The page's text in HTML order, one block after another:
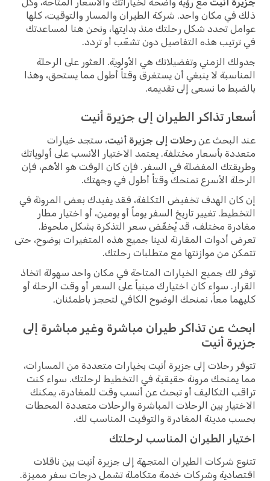
ذلك في مكان واحد. شركة الطيران والمسار والتوقيت، كلها
عوامل تحدد شكل رحلتك منذ بدايتها، ونحن هنا لمساعدتك
في ترتيب هذه التفاصيل دون تشعّب أو تردد.
جدولك الزمني وتفضيلاتك هي الأولوية. العثور على الرحلة
المناسبة لا ينبغي أن يستغرق وقتاً أطول مما يستحق، وهذا
بالضبط ما نسعى إلى تقديمه.
أسعار تذاكر الطيران إلى جزيرة أنيت
عند البحث عن رحلات إلى جزيرة أنيت، ستجد خيارات
متعددة بأسعار مختلفة. يعتمد الاختيار الأنسب على أولوياتك
وطريقتك المفضلة في السفر. فإن كان الوقت هو الأهم، فإن
الرحلة الأسرع تمنحك وقتاً أطول في وجهتك.
إن كان الهدف تخفيض التكلفة، فقد يفيدك بعض المرونة في
التخطيط. تغيير تاريخ السفر يوماً أو يومين، أو اختيار مطار
مغادرة مختلف، قد يُخفّض سعر التذكرة بشكل ملحوظ.
تعرض أدوات المقارنة لدينا جميع هذه المتغيرات بوضوح، حتى
تتمكن من موازنتها مع متطلبات رحلتك.
توفر لك جميع الخيارات المتاحة في مكان واحد سهولة اتخاذ
القرار. سواء كان اختيارك مبنياً على السعر أو وقت الرحلة أو
كليهما معاً، نمنحك الوضوح الكافي لتحجز باطمئنان.
ابحث عن تذاكر طيران مباشرة وغير مباشرة إلى
جزيرة أنيت
تتوفر رحلات إلى جزيرة أنيت بخيارات متعددة من المسارات،
مما يمنحك مرونة حقيقية في التخطيط لرحلتك. سواء كنت
تراقب التكاليف أو تبحث عن أنسب وقت للمغادرة، يمكنك
الاختيار بين الرحلات المباشرة والرحلات متعددة المحطات
بحسب مدينة المغادرة والتوقيت المناسب لك.
اختيار الطيران المناسب لرحلتك
تتنوع شركات الطيران المتجهة إلى جزيرة أنيت بين ناقلات
اقتصادية وشركات خدمة متكاملة تشمل درجات سفر مميزة.